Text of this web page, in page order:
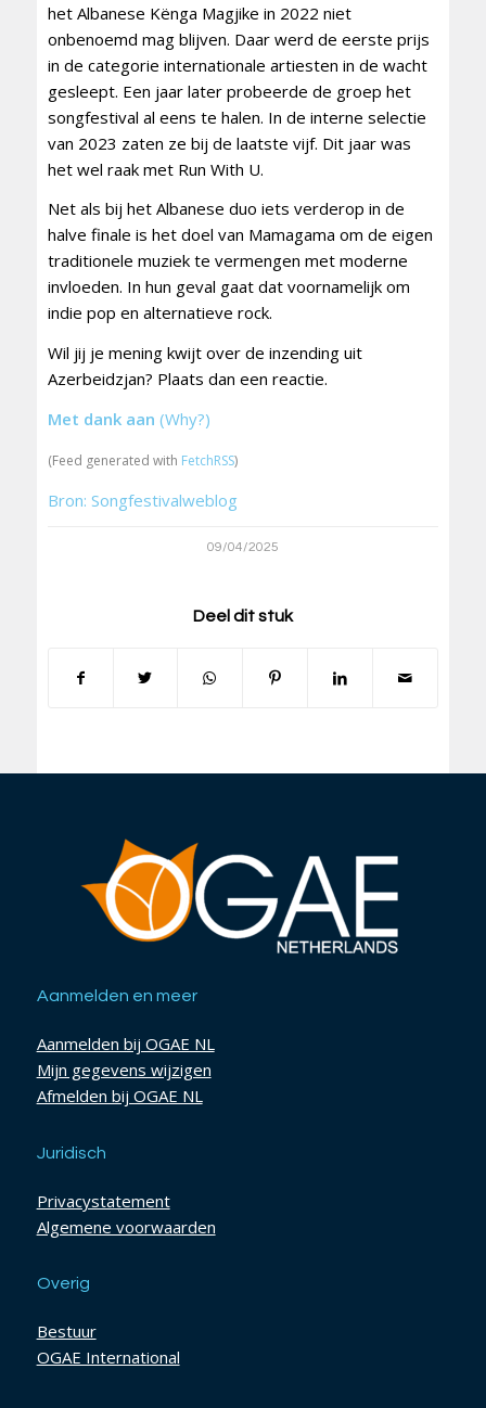
het Albanese Kënga Magjike in 2022 niet
onbenoemd mag blijven. Daar werd de eerste prijs
in de categorie internationale artiesten in de wacht
gesleept. Een jaar later probeerde de groep het
songfestival al eens te halen. In de interne selectie
van 2023 zaten ze bij de laatste vijf. Dit jaar was
het wel raak met Run With U.
Net als bij het Albanese duo iets verderop in de
halve finale is het doel van Mamagama om de eigen
traditionele muziek te vermengen met moderne
invloeden. In hun geval gaat dat voornamelijk om
indie pop en alternatieve rock.
Wil jij je mening kwijt over de inzending uit
Azerbeidzjan? Plaats dan een reactie.
Met dank aan (Why?)
(Feed generated with FetchRSS)
Bron: Songfestivalweblog
09/04/2025
Deel dit stuk
Aanmelden en meer
Aanmelden bij OGAE NL
Mijn gegevens wijzigen
Afmelden bij OGAE NL
Juridisch
Privacystatement
Algemene voorwaarden
Overig
Bestuur
OGAE International